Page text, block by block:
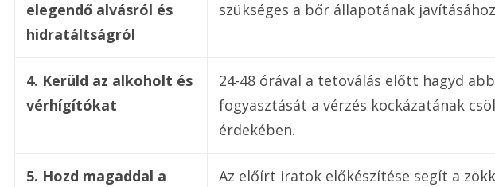
elegendő alvásról és
hidratáltságról
szükséges a bőr állapotának
4. Kerüld az alkoholt és
vérhígítókat
24-48 órával a tetoválás előtt hagyd
fogyasztását a vérzés kockázatának
érdekében.
5. Hozd magaddal a
Az előírt iratok előkészítése segít a